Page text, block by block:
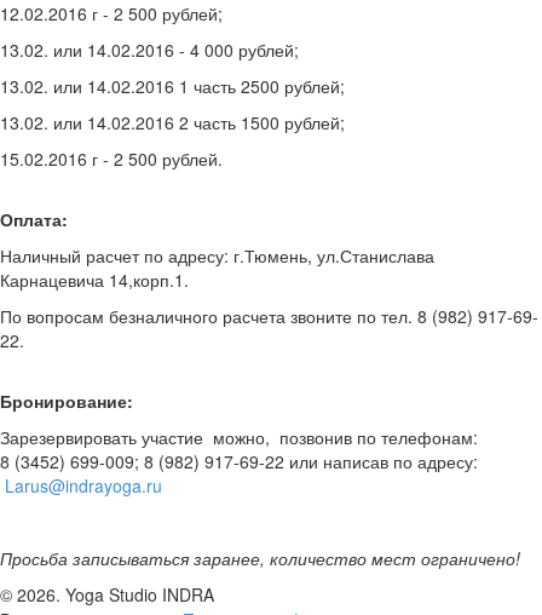
12.02.2016 г - 2 500 рублей;
13.02. или 14.02.2016 - 4 000 рублей;
13.02. или 14.02.2016 1 часть 2500 рублей;
13.02. или 14.02.2016 2 часть 1500 рублей;
15.02.2016 г - 2 500 рублей.
Оплата:
Наличный расчет по адресу: г.Тюмень, ул.Станислава
Карнацевича 14,корп.1.
По вопросам безналичного расчета звоните по тел. 8 (982) 917-69-
22.
Бронирование:
Зарезервировать участие можно, позвонив по телефонам:
8 (3452) 699-009; 8 (982) 917-69-22 или написав по адресу:
Larus@indrayoga.ru
Просьба записываться заранее, количество мест ограничено!
© 2026. Yoga Studio INDRA